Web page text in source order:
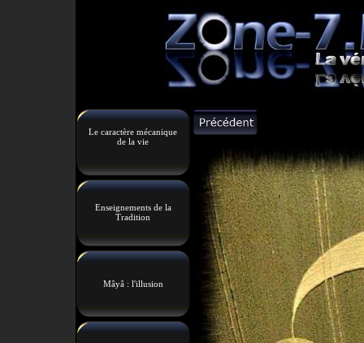
Le caractère mécanique
de la vie
Enseignements de la
Tradition
Mâyâ : l'illusion